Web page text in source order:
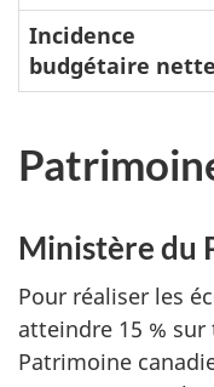
Incidence
budgétaire nette
Ministère du
Pour réaliser les
atteindre 15 %
Patrimoine